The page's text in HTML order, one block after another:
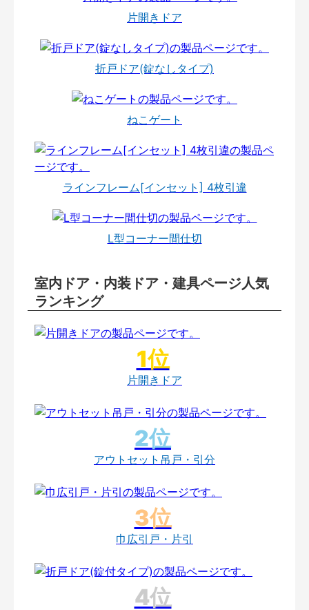
片開きドア
折戸ドア(錠なしタイプ)
ねこゲート
ラインフレーム[インセット] 4枚引違
L型コーナー間仕切
室内ドア・内装ドア・建具ページ人気
ランキング
片開きドア
アウトセット吊戸・引分
巾広引戸・片引